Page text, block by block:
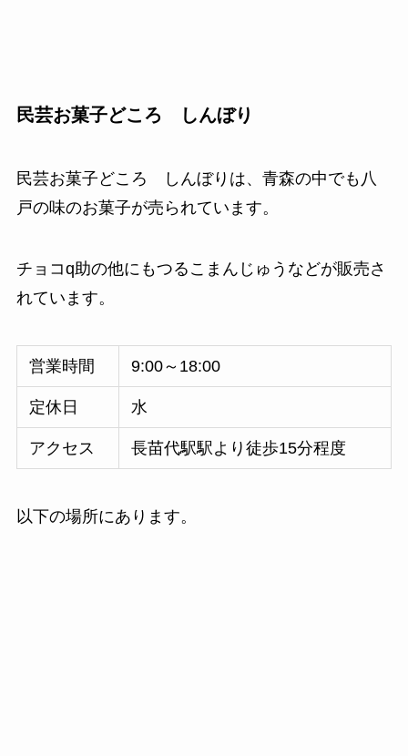
民芸お菓子どころ しんぼり
民芸お菓子どころ しんぼりは、青森の中でも八
戸の味のお菓子が売られています。
チョコq助の他にもつるこまんじゅうなどが販売さ
れています。
営業時間 9:00～18:00
定休日 水
アクセス 長苗代駅駅より徒歩15分程度
以下の場所にあります。